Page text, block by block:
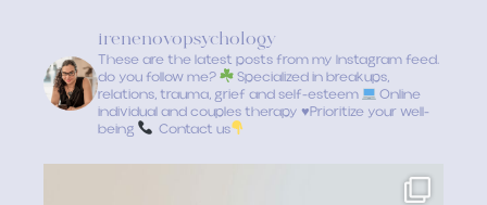
irenenovopsychology
These are the latest posts from my Instagram feed.
do you follow me?
Specialized in breakups,
relations, trauma, grief and self-esteem
Online
individual and couples therapy ♥️Prioritize your well-
being
Contact us